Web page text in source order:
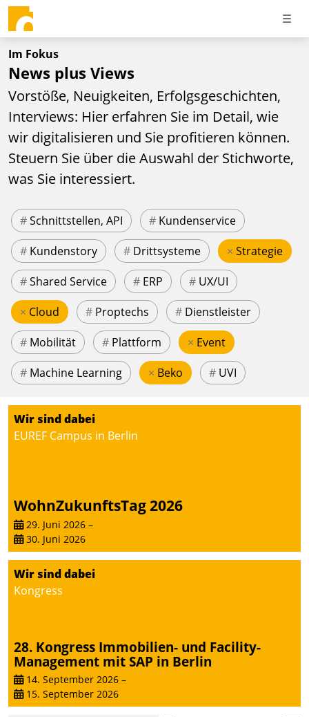
Im Fokus
News plus Views
Vorstöße, Neuigkeiten, Erfolgsgeschichten,
Interviews: Hier erfahren Sie im Detail, wie
wir digitalisieren und Sie profitieren können.
Steuern Sie über die Auswahl der Stichworte,
was Sie interessiert.
#Schnittstellen, API # Kundenservice
# Kundenstory # Drittsysteme × Strategie
#Shared Service # ERP # UX/UI
× Cloud # Proptechs # Dienstleister
# Mobilität # Plattform × Event
# Machine Learning × Beko # UVI
Wir sind dabei
EUREF Campus in Berlin
WohnZukunftsTag 2026
29. Juni 2026 –
30. Juni 2026
Wir sind dabei
Kongress
28. Kongress Immobilien- und Facility-
Management mit SAP in Berlin
14. September 2026 –
15. September 2026